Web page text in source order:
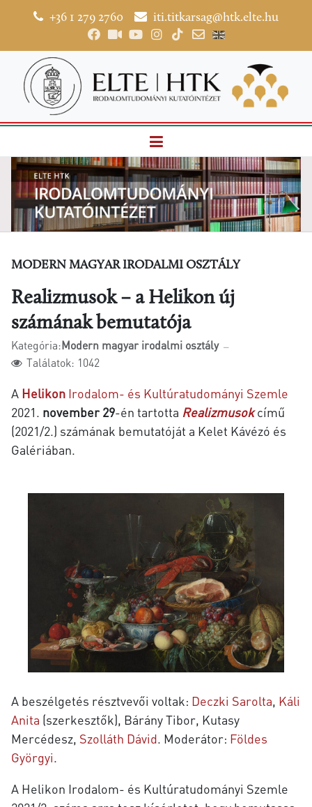
+36 1 279 2760 iti.titkarsag@htk.elte.hu
MODERN MAGYAR IRODALMI OSZTÁLY
Realizmusok – a Helikon új
számának bemutatója
Kategória:Modern magyar irodalmi osztály
Találatok: 1042
A HelikonIrodalom- és Kultúratudományi Szemle
2021. november 29-én tartotta Realizmusokcímű
(2021/2.) számának bemutatóját a Kelet Kávézó és
Galériában.
A beszélgetés résztvevői voltak: Deczki Sarolta Káli
Anita (szerkesztők), Bárány Tibor, Kutasy
Mercédesz, Szolláth Dávid . Moderátor: Földes
Györgyi
A Helikon Irodalom- és Kultúratudományi Szemle